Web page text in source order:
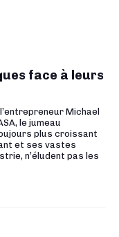
face à leurs
Michael
le jumeau
plus croissant
et ses vastes
n’éludent pas les